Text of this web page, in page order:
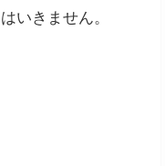
いきません。